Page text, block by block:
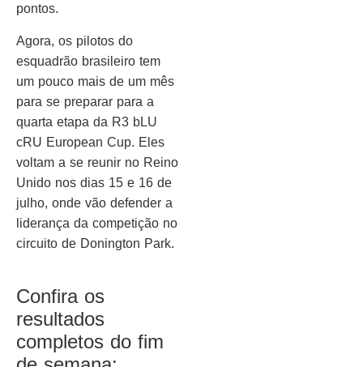
pontos.
Agora, os pilotos do
esquadrão brasileiro tem
um pouco mais de um mês
para se preparar para a
quarta etapa da R3 bLU
cRU European Cup. Eles
voltam a se reunir no Reino
Unido nos dias 15 e 16 de
julho, onde vão defender a
liderança da competição no
circuito de Donington Park.
Confira os
resultados
completos do fim